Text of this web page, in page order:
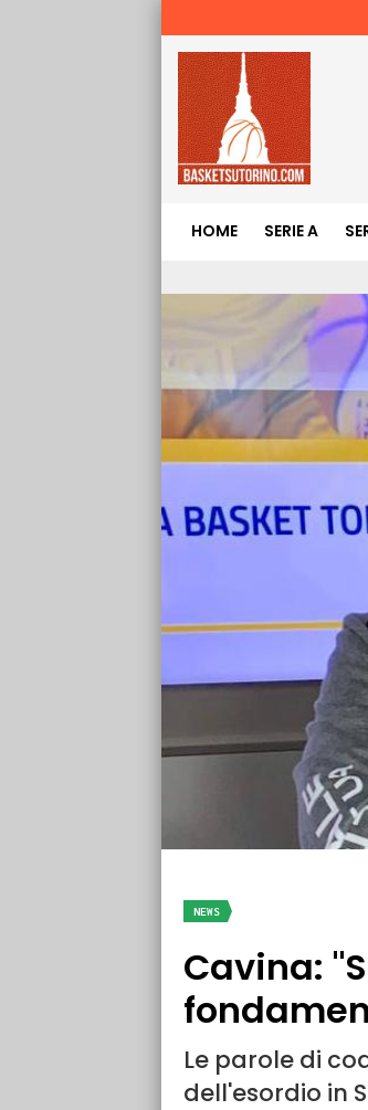
HOME SERIE A
NEWS
Cavina:
Le parole di
dell'esordio in